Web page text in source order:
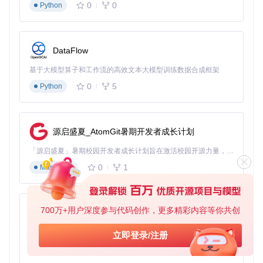
700万+用户深度参与代码创作，更多精彩内容等你共创
立即登录/注册
高级应用：三种批量下载场景全攻略
场景一：UP主全部作品下载
想要收藏喜欢的UP主所有视频？只需：
在软件中切换到"UP主"标签页
输入UP主个人主页链接（格式如"https://www.acfun.cn/u/
123456"）
可选择全部下载或勾选需要的视频
设置下载目录和并发数，点击"开始下载"
场景二：收藏夹内容备份
保护你的珍贵收藏不丢失：
进入A站收藏夹页面，复制收藏夹链接
在AcFunDown中选择"收藏夹"功能
粘贴链接并解析，查看收藏夹内所有视频
支持按分类筛选，选择需要备份的内容
启用"自动创建分类文件夹"选项，保持文件组织清晰
场景三：番剧全集下载
Python 0 0
DataFlow
基于大模型算子和工作流的高效文本大模型训练数据合成框架
Python
0 5
源启盛夏_AtomGit暑期开发者成长计划
「源启盛夏」暑期校园开发者成长计划旨在激活校园开源力量，通过积分激励、认证扶持、资源倾斜等形式，引导高校组织和开发者完成「入驻 — 建项目 — 做贡献 — 获认证 — 得资源」的完整闭环。无论你是想带领社团入驻平台的组织者，还是希望用代码贡献证明自己的开发者，都能在这里找到属于你的成长路径。
Markdown
0 1
py-xiaozhi
基于Python的Xiaozhi AI，适用于想要完整Xiaozhi体验而无需拥有专用硬件的用户。
Python
0 1